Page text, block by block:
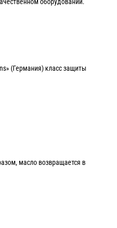
оборудовании.
(Германия) класс защиты
масло возвращается в